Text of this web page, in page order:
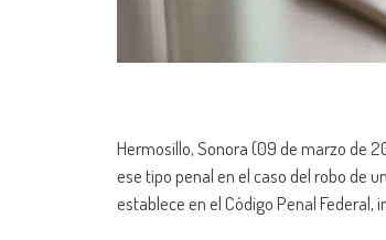
Hermosillo, Sonora (09 de marzo de
ese tipo penal en el caso del robo de
establece en el Código Penal